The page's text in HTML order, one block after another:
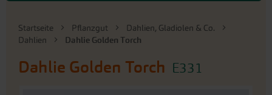
Startseite Pflanzgut
Dahlien, Gladiolen & Co.
Dahlien
Dahlie Golden Torch
Dahlie Golden Torch E331